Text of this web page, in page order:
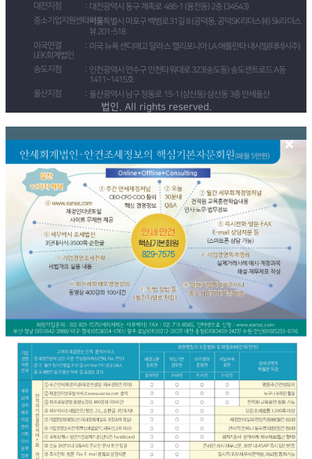
대전지점
대전광역시 동구 계족로 486-1 (용전동) 2층 (34543)
중소기업지원센타마포서울특별시 마포구 백범로31길 8 (공덕동, 공덕SK리더스뷰) Sk리더스
뷰 201-518
미국연결
LEK회계법인
미국 뉴욕 샌디애고 달라스 캘리포니아 LA 애틀란타 내시빌(테네시주)
송도지점
인천광역시 연수구 인천타워대로 323(송도동) 송도센트로드 A동
1411~1415호
울산지점
울산광역시 남구 정동로 15-1 (삼산동) 삼산동 3층 안세울산
법인. All rights reserved.